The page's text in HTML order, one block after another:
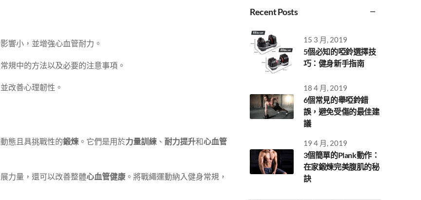
響小，並增強心血管耐力。
規中的方法以及必要的注意事項。
改善心理韌性。
態且具挑戰性的鍛煉 。它們是用於力量訓練 、 耐力提升和心血管
力量，還可以改善整體心血管健康 。將戰繩運動納入健身常規，
Recent Posts
15 3 月, 2019
5個必知的啞鈴選擇技
巧：健身新手指南
18 4 月, 2019
6個常見的舉啞鈴錯
誤，避免受傷的最佳建
議
19 4 月, 2019
3個簡單的Plank動作：
在家鍛煉完美腹肌的秘
訣